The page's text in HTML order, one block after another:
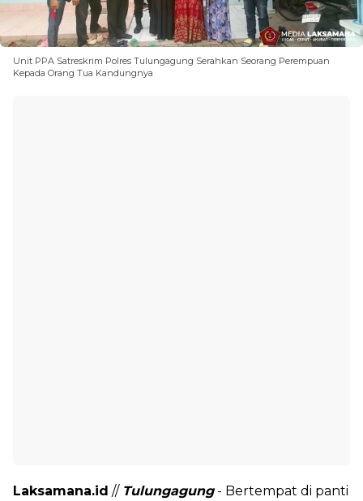
Unit PPA Satreskrim Polres Tulungagung Serahkan Seorang Perempuan
Kepada Orang Tua Kandungnya
Laksamana.id // Tulungagung- Bertempat di panti